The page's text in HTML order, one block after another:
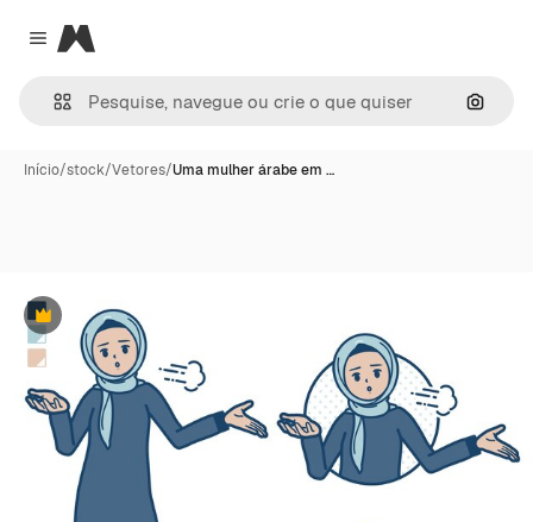
Close menu
Magnific
Início/stock/Vetores/Uma mulher árabe em …
Premium